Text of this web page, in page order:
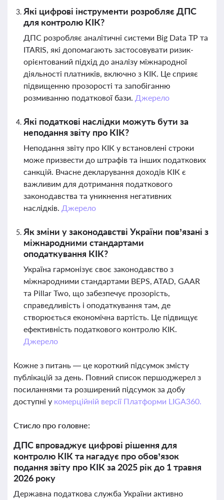
Які цифрові інструменти розробляє ДПС
для контролю КІК?
ДПС розробляє аналітичні системи Big Data TP та
ITARIS, які допомагають застосовувати ризик-
орієнтований підхід до аналізу міжнародної
діяльності платників, включно з КІК. Це сприяє
підвищенню прозорості та запобіганню
розмиванню податкової бази. Джерело
Які податкові наслідки можуть бути за
неподання звіту про КІК?
Неподання звіту про КІК у встановлені строки
може призвести до штрафів та інших податкових
санкцій. Вчасне декларування доходів КІК є
важливим для дотримання податкового
законодавства та уникнення негативних
наслідків. Джерело
Як зміни у законодавстві України пов’язані з
міжнародними стандартами
оподаткування КІК?
Україна гармонізує своє законодавство з
міжнародними стандартами BEPS, ATAD, GAAR
та Pillar Two, що забезпечує прозорість,
справедливість і оподаткування там, де
створюється економічна вартість. Це підвищує
ефективність податкового контролю КІК.
Джерело
Кожне з питань — це короткий підсумок змісту
публікацій за день. Повний список першоджерел з
посиланнями та розширений підсумок за добу
доступні у комерційній версії Платформи LIGA360.
Стисло про головне:
ДПС впроваджує цифрові рішення для
контролю КІК та нагадує про обов’язок
подання звіту про КІК за 2025 рік до 1 травня
2026 року
Державна податкова служба України активно